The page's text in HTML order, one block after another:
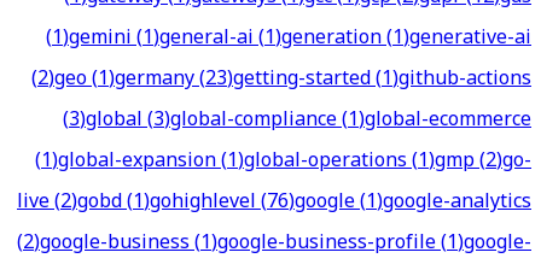
(1)gemini(1)general-ai(1)generation(1)generative-ai
(2)geo(1)germany(23)getting-started(1)github-actions
(3)global(3)global-compliance(1)global-ecommerce
(1)global-expansion(1)global-operations(1)gmp(2)go-
live(2)gobd(1)gohighlevel(76)google(1)google-analytics
(2)google-business(1)google-business-profile(1)google-